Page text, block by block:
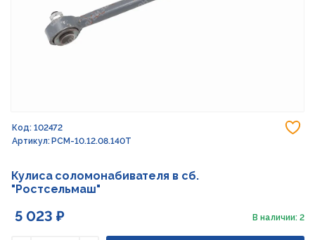
Код: 102472
Артикул: РСМ-10.12.08.140Т
Кулиса соломонабивателя в сб.
"Ростсельмаш"
5 023 ₽ В наличии: 2